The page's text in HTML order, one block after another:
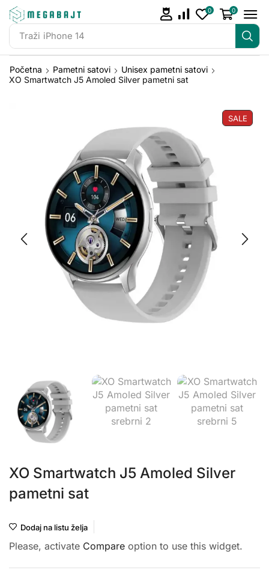
Traži iPhone 14
0 0
Početna Pametni satovi
Unisex pametni satovi
XO Smartwatch J5 Amoled Silver pametni sat
SALE
XO Smartwatch J5 Amoled Silver
pametni sat
Dodaj na listu želja
Please, activate Compare option to use this widget.